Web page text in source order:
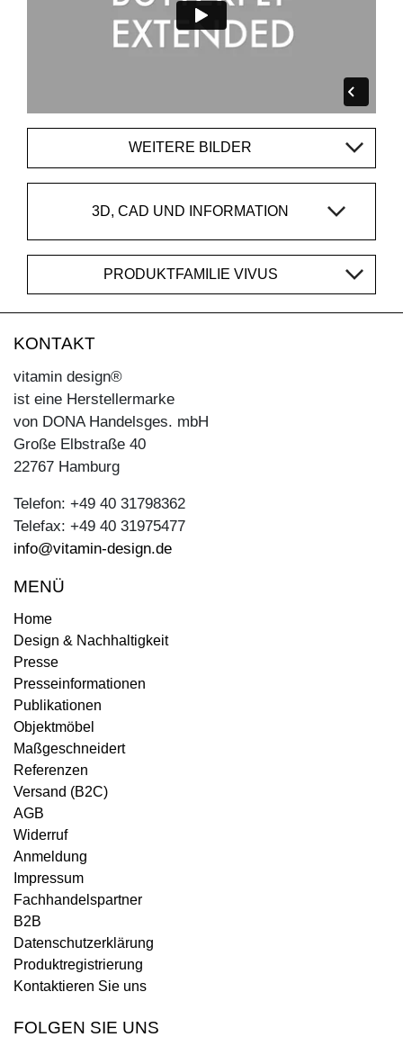
WEITERE BILDER
3D, CAD UND INFORMATION
PRODUKTFAMILIE VIVUS
KONTAKT
vitamin design®
ist eine Herstellermarke
von DONA Handelsges. mbH
Große Elbstraße 40
22767 Hamburg
Telefon: +49 40 31798362
Telefax: +49 40 31975477
info@vitamin-design.de
MENÜ
Home
Design & Nachhaltigkeit
Presse
Presseinformationen
Publikationen
Objektmöbel
Maßgeschneidert
Referenzen
Versand (B2C)
AGB
Widerruf
Anmeldung
Impressum
Fachhandelspartner
B2B
Datenschutzerklärung
Produktregistrierung
Kontaktieren Sie uns
FOLGEN SIE UNS